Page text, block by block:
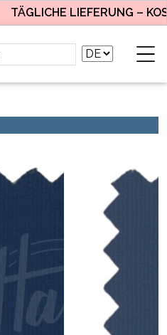
TÄGLICHE LIEFERUNG –